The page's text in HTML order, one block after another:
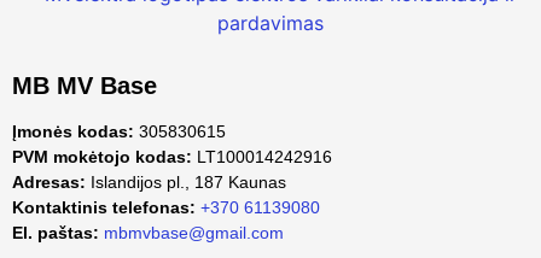
MB MV Base
Įmonės kodas: 305830615
PVM mokėtojo kodas: LT100014242916
Adresas: Islandijos pl., 187 Kaunas
Kontaktinis telefonas: +370 61139080
El. paštas: mbmvbase@gmail.com